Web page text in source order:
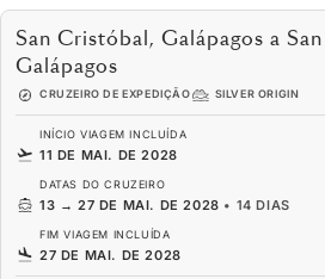
San Cristóbal, Galápagos a
Galápagos
CRUZEIRO DE EXPEDIÇÃO SILVER ORIGIN
INÍCIO VIAGEM INCLUÍDA
11 DE MAI. DE 2028
DATAS DO CRUZEIRO
13 → 27 DE MAI. DE 2028 • 14 DIAS
FIM VIAGEM INCLUÍDA
27 DE MAI. DE 2028